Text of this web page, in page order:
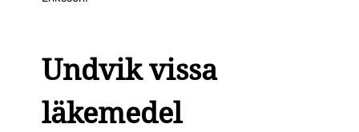
Undvik vissa
läkemedel